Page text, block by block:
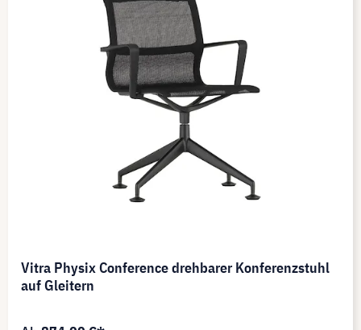
Vitra Physix Conference drehbarer Konferenzstuhl
auf Gleitern